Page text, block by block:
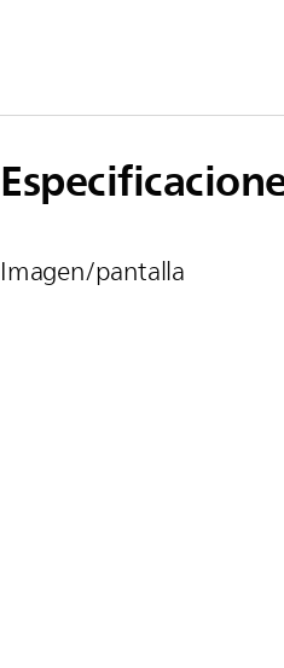
Imagen/pantalla